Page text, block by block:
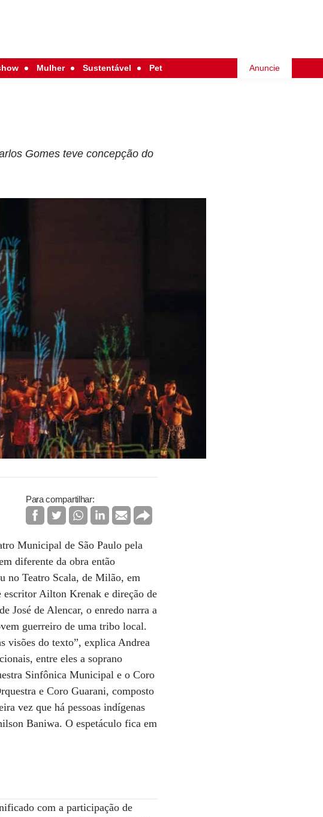
Mulher Sustentável Pet Anuncie
Gomes teve concepção do
Para compartilhar:
Municipal de São Paulo pela
diferente da obra então
no Teatro Scala, de Milão, em
escritor Ailton Krenak e direção de
José de Alencar, o enredo narra a
guerreiro de uma tribo local.
visões do texto”, explica Andrea
entre eles a soprano
Sinfônica Municipal e o Coro
e Coro Guarani, composto
vez que há pessoas indígenas
Baniwa. O espetáculo fica em
com a participação de